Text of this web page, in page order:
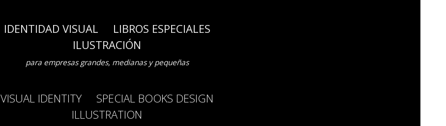
IDENTIDAD VISUAL LIBROS ESPECIALES
ILUSTRACIÓN
para empresas grandes, medianas y pequeñas
VISUAL IDENTITY SPECIAL BOOKS DESIGN
ILLUSTRATION
IDENTIDAD VISUAL LIBROS ESPECIALES
ILUSTRACIÓN
para empresas grandes, medianas y pequeñas
VISUAL IDENTITY SPECIAL BOOKS DESIGN
ILLUSTRATION